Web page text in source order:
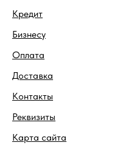
Кредит
Бизнесу
Оплата
Доставка
Контакты
Реквизиты
Карта сайта